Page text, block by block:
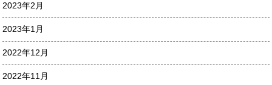
2023年2月
2023年1月
2022年12月
2022年11月